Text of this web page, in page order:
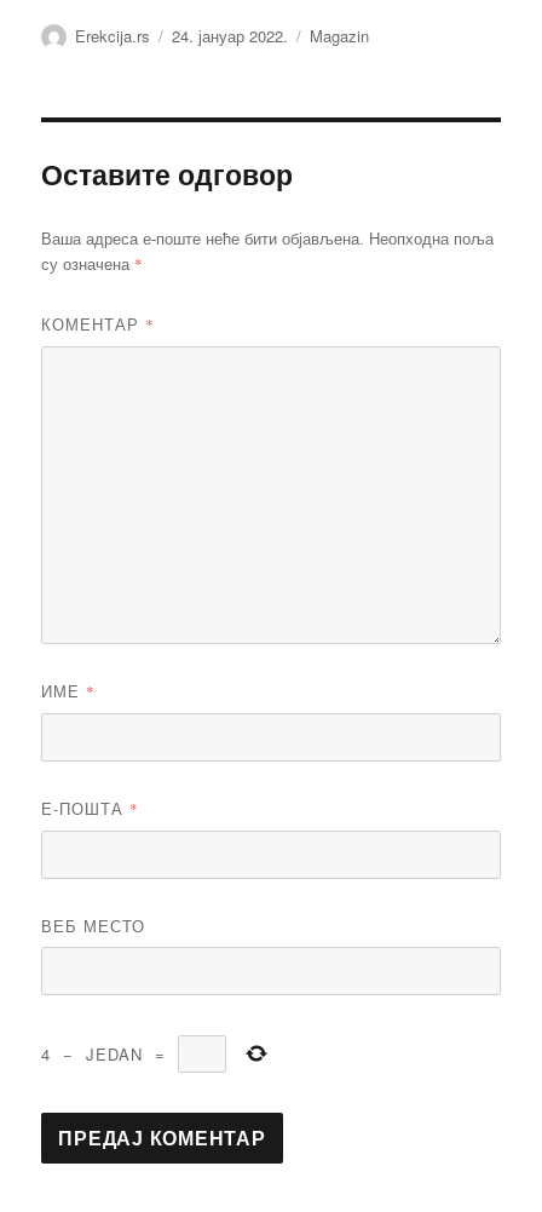
Аутор
Erekcija.rs Објављено
24. јануар 2022. Категорије
Magazin
Оставите одговор
Ваша адреса е-поште неће бити објављена. Неопходна поља
су означена *
КОМЕНТАР *
ИМЕ *
Е-ПОШТА *
ВЕБ МЕСТО
4 − JEDAN =